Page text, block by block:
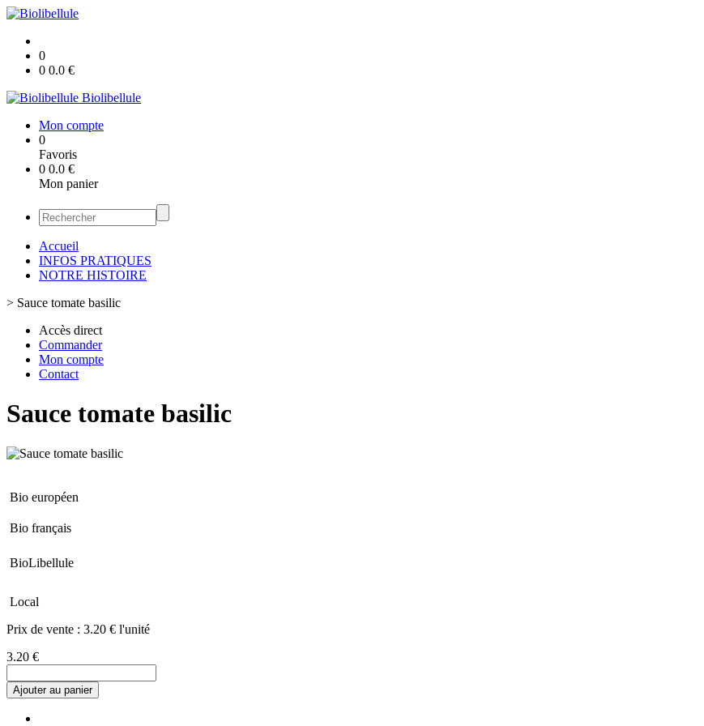
0
0 0.0 €
Biolibellule
Mon compte
0
Favoris
0 0.0 €
Mon panier
Accueil
INFOS PRATIQUES
NOTRE HISTOIRE
> Sauce tomate basilic
Accès direct
Commander
Mon compte
Contact
Sauce tomate basilic
Bio européen
Bio français
BioLibellule
Local
Prix de vente : 3.20 € l'unité
3.20 €
Ajouter au panier